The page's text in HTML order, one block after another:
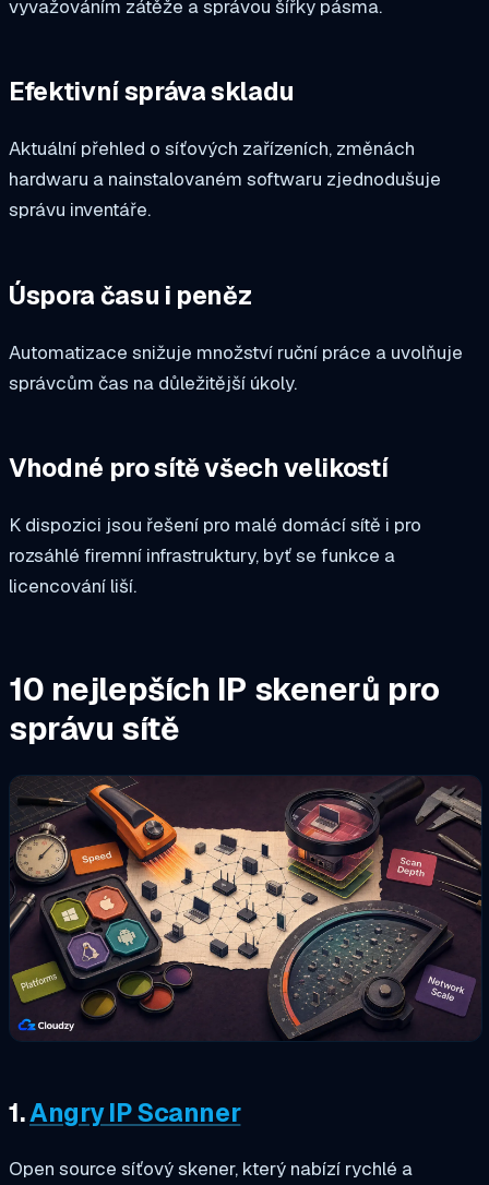
vyvažováním zátěže a správou šířky pásma.
Efektivní správa skladu
Aktuální přehled o síťových zařízeních, změnách
hardwaru a nainstalovaném softwaru zjednodušuje
správu inventáře.
Úspora času i peněz
Automatizace snižuje množství ruční práce a uvolňuje
správcům čas na důležitější úkoly.
Vhodné pro sítě všech velikostí
K dispozici jsou řešení pro malé domácí sítě i pro
rozsáhlé firemní infrastruktury, byť se funkce a
licencování liší.
10 nejlepších IP skenerů pro
správu sítě
1.Angry IP Scanner
Open source síťový skener, který nabízí rychlé a